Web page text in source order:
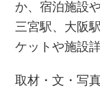
か、宿泊施設
三宮駅、大阪
ケットや施設
取材・文・写